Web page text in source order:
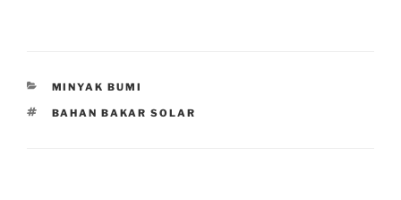
CATEGORIES
MINYAK BUMI
TAGS
BAHAN BAKAR SOLAR